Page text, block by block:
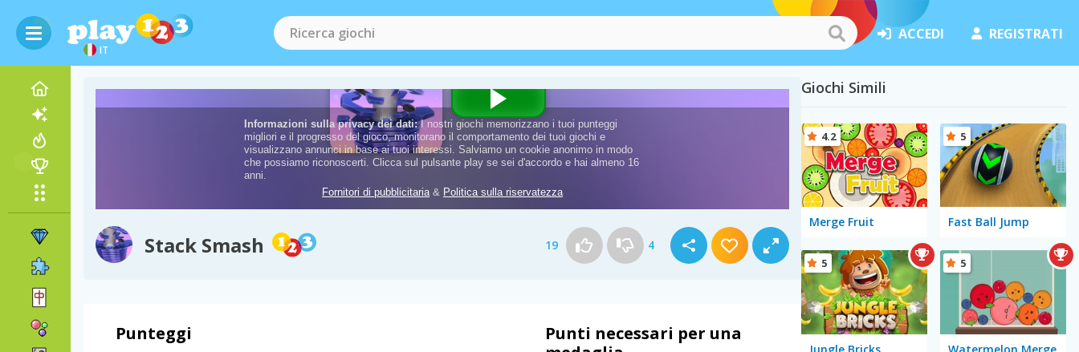
IT
ACCEDI REGISTRATI
Stack Smash 19 4
Punteggi
Punti necessari per una
Giochi Simili
Merge Fruit
4.2
Fast Ball Jump
5
5 5